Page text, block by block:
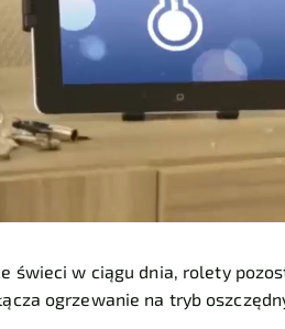
świeci w ciągu dnia, rolety
ogrzewanie na tryb